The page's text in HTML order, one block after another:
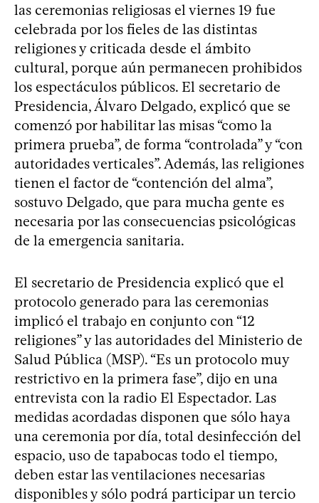
las ceremonias religiosas el viernes 19 fue
celebrada por los fieles de las distintas
religiones y criticada desde el ámbito
cultural, porque aún permanecen prohibidos
los espectáculos públicos. El secretario de
Presidencia, Álvaro Delgado, explicó que se
comenzó por habilitar las misas “como la
primera prueba”, de forma “controlada” y “con
autoridades verticales”. Además, las religiones
tienen el factor de “contención del alma”,
sostuvo Delgado, que para mucha gente es
necesaria por las consecuencias psicológicas
de la emergencia sanitaria.
El secretario de Presidencia explicó que el
protocolo generado para las ceremonias
implicó el trabajo en conjunto con “12
religiones” y las autoridades del Ministerio de
Salud Pública (MSP). “Es un protocolo muy
restrictivo en la primera fase”, dijo en una
entrevista con la radio El Espectador. Las
medidas acordadas disponen que sólo haya
una ceremonia por día, total desinfección del
espacio, uso de tapabocas todo el tiempo,
deben estar las ventilaciones necesarias
disponibles y sólo podrá participar un tercio